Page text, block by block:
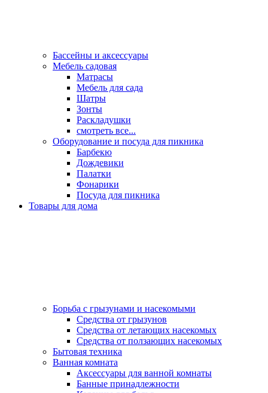
Бассейны и аксессуары
Мебель садовая
Матрасы
Мебель для сада
Шатры
Зонты
Раскладушки
смотреть все...
Оборудование и посуда для пикника
Барбекю
Дождевики
Палатки
Фонарики
Посуда для пикника
Товары для дома
Борьба с грызунами и насекомыми
Средства от грызунов
Средства от летающих насекомых
Средства от ползающих насекомых
Бытовая техника
Ванная комната
Аксессуары для ванной комнаты
Банные принадлежности